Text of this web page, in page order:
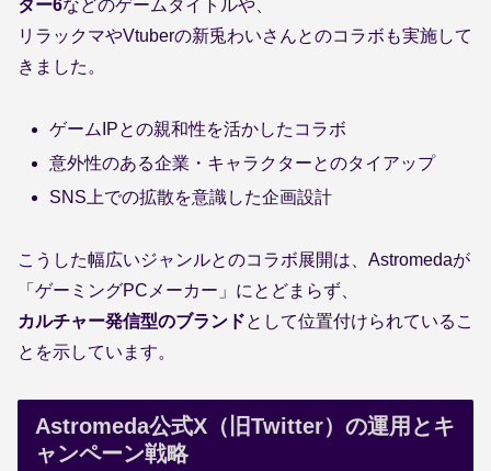
ター6などのゲームタイトルや、
リラックマやVtuberの新兎わいさんとのコラボも実施して
きました。
ゲームIPとの親和性を活かしたコラボ
意外性のある企業・キャラクターとのタイアップ
SNS上での拡散を意識した企画設計
こうした幅広いジャンルとのコラボ展開は、Astromedaが
「ゲーミングPCメーカー」にとどまらず、
カルチャー発信型のブランドとして位置付けられているこ
とを示しています。
Astromeda公式X（旧Twitter）の運用とキ
ャンペーン戦略